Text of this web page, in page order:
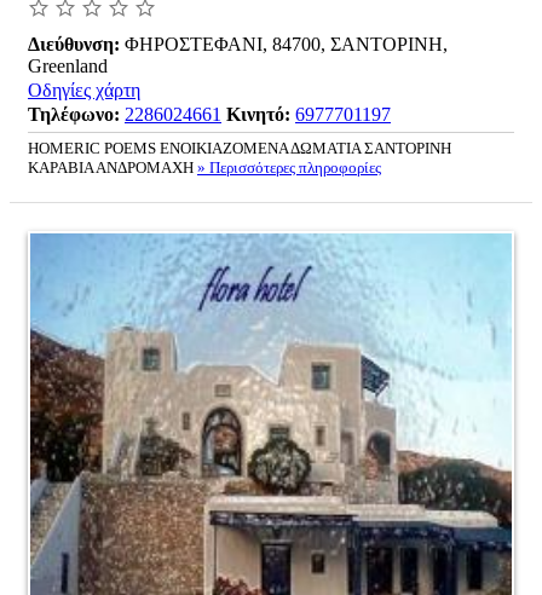
Διεύθυνση: ΦΗΡΟΣΤΕΦΑΝΙ, 84700, ΣΑΝΤΟΡΙΝΗ,
Greenland
Οδηγίες χάρτη
Τηλέφωνο: 2286024661 Κινητό: 6977701197
HOMERIC POEMS ΕΝΟΙΚΙΑΖΟΜΕΝΑ ΔΩΜΑΤΙΑ ΣΑΝΤΟΡΙΝΗ
ΚΑΡΑΒΙΑ ΑΝΔΡΟΜΑΧΗ » Περισσότερες πληροφορίες